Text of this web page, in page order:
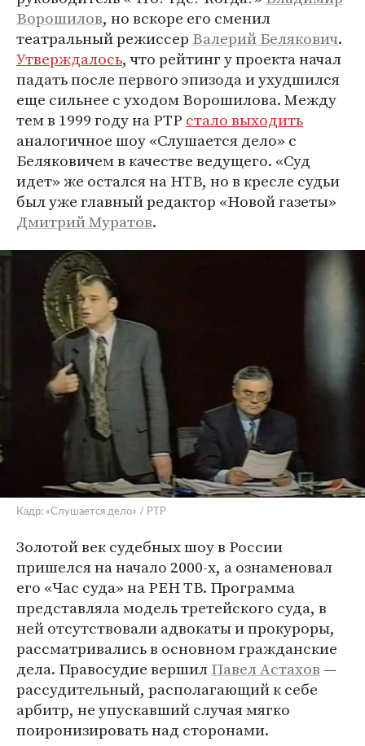
Ворошилов, но вскоре его сменил
театральный режиссер Валерий Белякович.
Утверждалось, что рейтинг у проекта начал
падать после первого эпизода и ухудшился
еще сильнее с уходом Ворошилова. Между
тем в 1999 году на РТР стало выходить
аналогичное шоу «Слушается дело» с
Беляковичем в качестве ведущего. «Суд
идет» же остался на НТВ, но в кресле судьи
был уже главный редактор «Новой газеты»
Дмитрий Муратов.
Кадр: «Слушается дело» / РТР
Золотой век судебных шоу в России
пришелся на начало 2000-х, а ознаменовал
его «Час суда» на РЕН ТВ. Программа
представляла модель третейского суда, в
ней отсутствовали адвокаты и прокуроры,
рассматривались в основном гражданские
дела. Правосудие вершилПавел Астахов —
рассудительный, располагающий к себе
арбитр, не упускавший случая мягко
поиронизировать над сторонами.